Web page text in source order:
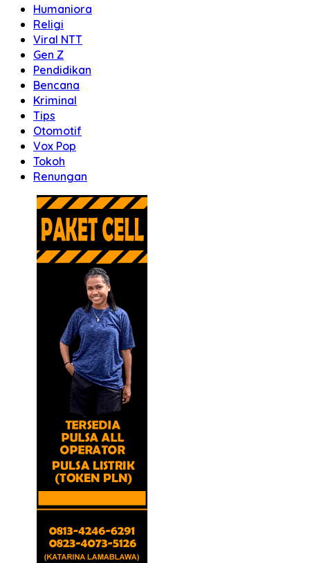
Humaniora
Religi
Viral NTT
Gen Z
Pendidikan
Bencana
Kriminal
Tips
Otomotif
Vox Pop
Tokoh
Renungan